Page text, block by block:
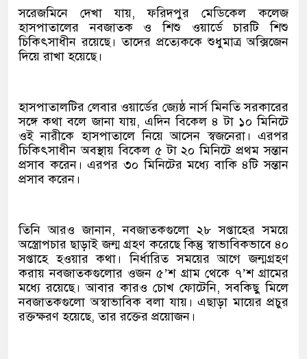
সরেজমিনে দেখা যায়, ফরিদপুর মেডিকেল কলেজ
হাসপাতালের নবজাতক ও শিশু ওয়ার্ডে চারটি শিশু
চিকিৎসাধীন রয়েছে। তাদের প্রত্যেককে শুধুমাত্র অক্সিজেন
দিয়ে রাখা হয়েছে।
হাসপাতালটির লেবার ওয়ার্ডের জ্যেষ্ঠ নার্স মিনতি সরকারের
সঙ্গে কথা বলে জানা যায়, এদিন বিকেল ৪ টা ১০ মিনিটে
ওই নারীকে হাসপাতালে নিয়ে আসেন স্বজনেরা। এরপর
চিকিৎসাধীন অবস্থায় বিকেল ৫ টা ২০ মিনিটে প্রথম সন্তান
প্রসাব করেন। এরপর ৩০ মিনিটের মধ্যে বাকি ৪টি সন্তান
প্রসাব করেন।
তিনি আরও জানান, নবজাতকগুলো ২৮ সপ্তাহের সময়ে
অস্ত্রোপচার ছাড়াই জন্ম গ্রহণ করেছে কিন্তু স্বাভাবিকভাবে ৪০
সপ্তাহে হওয়ার কথা। নির্ধারিত সময়ের আগে জন্মগ্রহণ
করায় নবজাতকগুলোর ওজন ৫’শ গ্রাম থেকে ৭’শ গ্রামের
মধ্যে রয়েছে। আবার কারও চোখ ফোটেনি, সবকিছু মিলে
নবজাতকগুলো অস্বাভাবিক বলা যায়। এছাড়া মায়ের প্রচুর
রক্তক্ষরণ হয়েছে, তার রক্তের প্রয়োজন।